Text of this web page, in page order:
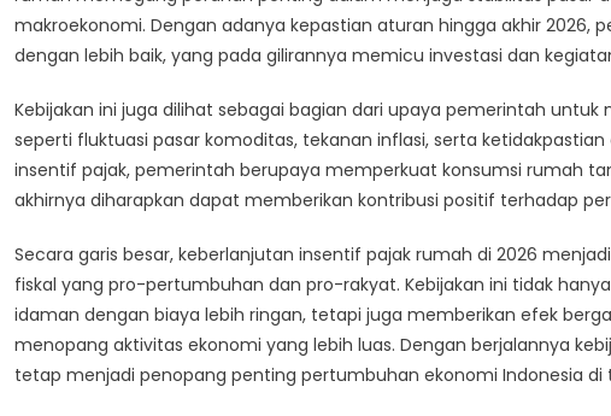
makroekonomi. Dengan adanya kepastian aturan hingga akhir
dengan lebih baik, yang pada gilirannya memicu investasi dan
Kebijakan ini juga dilihat sebagai bagian dari upaya pemerintah
seperti fluktuasi pasar komoditas, tekanan inflasi, serta
insentif pajak, pemerintah berupaya memperkuat konsumsi rumah
akhirnya diharapkan dapat memberikan kontribusi positif terhadap
Secara garis besar, keberlanjutan insentif pajak rumah di 2026
fiskal yang pro-pertumbuhan dan pro-rakyat. Kebijakan ini tidak
idaman dengan biaya lebih ringan, tetapi juga memberikan efek
menopang aktivitas ekonomi yang lebih luas. Dengan berjalannya
tetap menjadi penopang penting pertumbuhan ekonomi Indonesia